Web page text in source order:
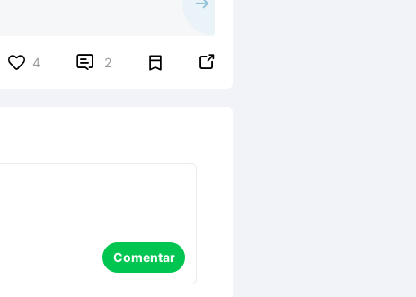
4  2 
Comentar